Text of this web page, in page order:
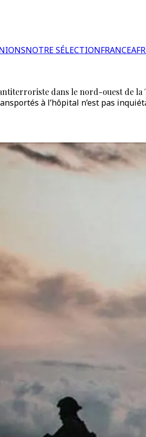
NOTRE SÉLECTIONFRANCE
dans le nord-ouest de la
à l’hôpital n’est pas